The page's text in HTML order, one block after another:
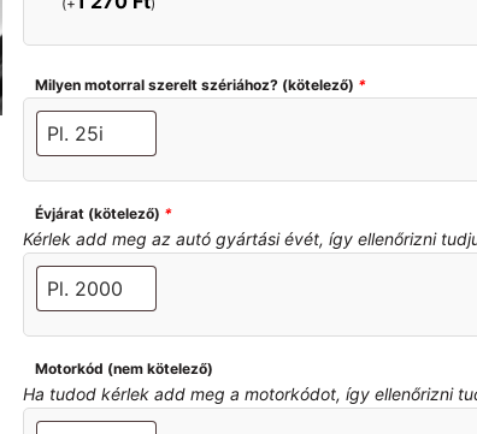
Milyen motorral szerelt szériához? (kötelező) *
Évjárat (kötelező) *
Kérlek add meg az autó gyártási évét, így ellenőrizni
Motorkód (nem kötelező)
Ha tudod kérlek add meg a motorkódot, így ellenőrizni